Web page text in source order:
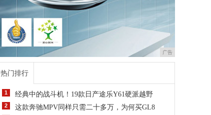
广告
热门排行
1 经典中的战斗机！19款日产途乐Y61硬派越野
2 这款奔驰MPV同样只需二十多万，为何买GL8